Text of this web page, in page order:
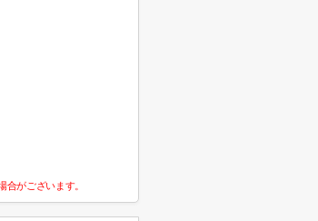
がございます。